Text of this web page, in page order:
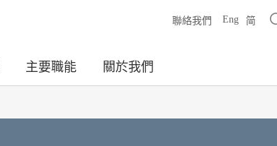
聯絡我們 Eng 简
主要職能 關於我們